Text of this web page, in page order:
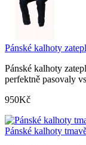
Pánské kalhoty
Pánské kalhoty
perfektně pasovaly
950Kč
Pánské kalhoty